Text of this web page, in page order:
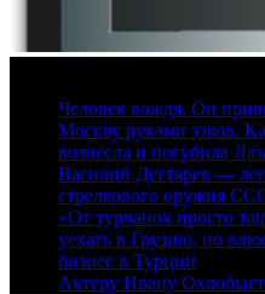
Человек вождя. Он
Москву руками зэков.
вознесла и погубила
Василий Дегтярев —
стрелкового оружия
«От турчанок просто
уехать в Грузию, но
бизнес в Турции
Актеру Ивану